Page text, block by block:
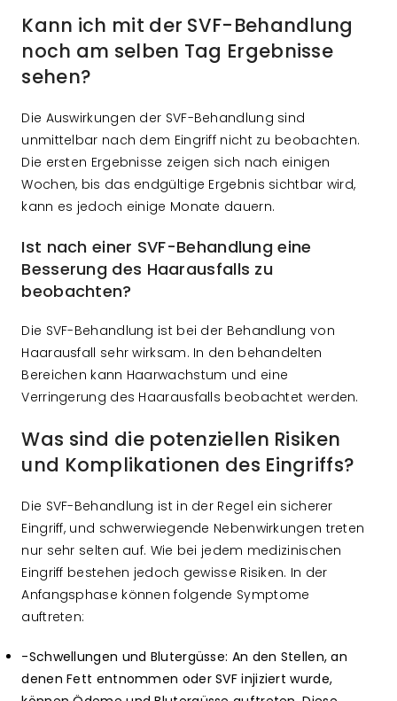
Kann ich mit der SVF-Behandlung
noch am selben Tag Ergebnisse
sehen?
Die Auswirkungen der SVF-Behandlung sind
unmittelbar nach dem Eingriff nicht zu beobachten.
Die ersten Ergebnisse zeigen sich nach einigen
Wochen, bis das endgültige Ergebnis sichtbar wird,
kann es jedoch einige Monate dauern.
Ist nach einer SVF-Behandlung eine
Besserung des Haarausfalls zu
beobachten?
Die SVF-Behandlung ist bei der Behandlung von
Haarausfall sehr wirksam. In den behandelten
Bereichen kann Haarwachstum und eine
Verringerung des Haarausfalls beobachtet werden.
Was sind die potenziellen Risiken
und Komplikationen des Eingriffs?
Die SVF-Behandlung ist in der Regel ein sicherer
Eingriff, und schwerwiegende Nebenwirkungen treten
nur sehr selten auf. Wie bei jedem medizinischen
Eingriff bestehen jedoch gewisse Risiken. In der
Anfangsphase können folgende Symptome
auftreten:
-Schwellungen und Blutergüsse: An den Stellen, an
denen Fett entnommen oder SVF injiziert wurde,